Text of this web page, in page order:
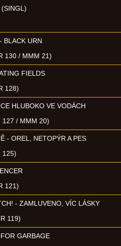
BLACK URN
130 / MMM 21)
FIELDS
128)
HLUBOKO VE VODÁCH
127 / MMM 20)
- OREL, NETOPÝR A PES
125)
121)
- ZAMLUVENO, VÍC LÁSKY
119)
GARBAGE